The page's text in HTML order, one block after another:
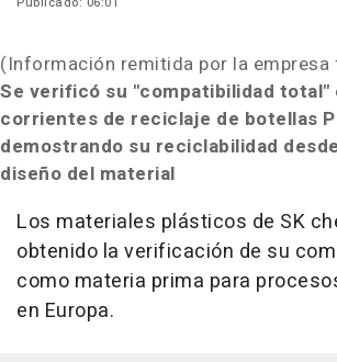
(Información remitida por la
Se verificó su "compatibilidad total"
corrientes de reciclaje de botellas
demostrando su reciclabilidad
diseño del material
Los materiales plásticos de SK
obtenido la verificación de su
como materia prima para
en Europa.